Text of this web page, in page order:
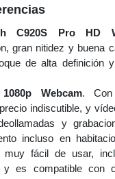
C920S Pro HD
gran nitidez y buena
de alta definición
Webcam. Con
indiscutible, y
y
incluso en
fácil de usar,
y es compatible con